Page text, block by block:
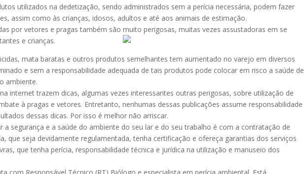
utilizados na dedetização, sendo administrados sem a perícia necessária, podem fazer
assim como às crianças, idosos, adultos e até aos animais de estimação.
por vetores e pragas também são muito perigosas, muitas vezes assustadoras em se
e crianças.
mata baratas e outros produtos semelhantes tem aumentado no varejo em diversos
e sem a responsabilidade adequada de tais produtos pode colocar em risco a saúde de
ambiente.
internet trazem dicas, algumas vezes interessantes outras perigosas, sobre utilização de
à pragas e vetores. Entretanto, nenhumas dessas publicações assume responsabilidade
dessas dicas. Por isso é melhor não arriscar.
a segurança e a saúde do ambiente do seu lar e do seu trabalho é com a contratação de
que seja devidamente regulamentada, tenha certificação e ofereça garantias dos serviços
que tenha perícia, responsabilidade técnica e jurídica na utilização e manuseio dos